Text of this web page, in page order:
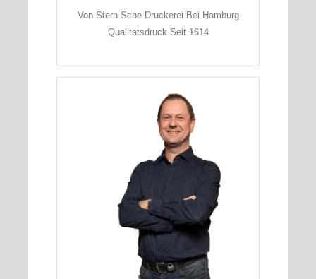
Von Stern Sche Druckerei Bei Hamburg
Qualitatsdruck Seit 1614